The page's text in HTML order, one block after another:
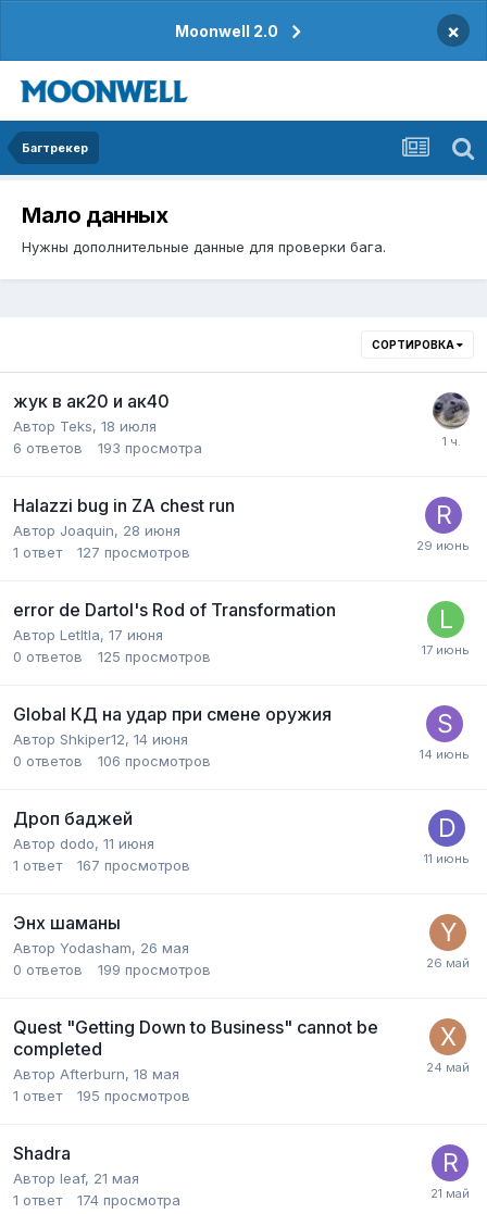
Moonwell 2.0 ×
Багтрекер
Мало данных
Нужны дополнительные данные для проверки бага.
СОРТИРОВКА
жук в ак20 и ак40
Автор Teks, 18 июля
6 ответов 193 просмотра
Halazzi bug in ZA chest run
Автор Joaquin, 28 июня
1 ответ 127 просмотров
error de Dartol's Rod of Transformation
Автор Letltla, 17 июня
0 ответов 125 просмотров
Global КД на удар при смене оружия
Автор Shkiper12, 14 июня
0 ответов 106 просмотров
Дроп баджей
Автор dodo, 11 июня
1 ответ 167 просмотров
Энх шаманы
Автор Yodasham, 26 мая
0 ответов 199 просмотров
Quest "Getting Down to Business" cannot be
completed
Автор Afterburn, 18 мая
1 ответ 195 просмотров
Shadra
Автор leaf, 21 мая
1 ответ 174 просмотра